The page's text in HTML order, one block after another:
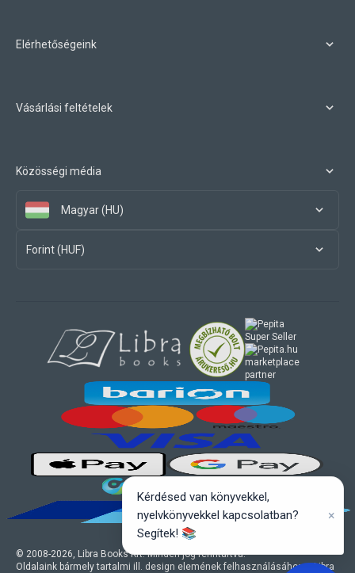
Elérhetőségeink
Vásárlási feltételek
Közösségi média
Magyar (HU)
Forint (HUF)
© 2008-2026, Libra Books Kft. Minden jog fenntartva.
Oldalaink bármely tartalmi ill. design elemének felhasználásához a Libra
marketplace
partner
Kérdésed van könyvekkel,
nyelvkönyvekkel kapcsolatban?
Segítek! 📚
×